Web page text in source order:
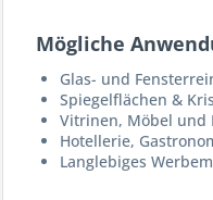
Mögliche
Glas- und
Spiegelflächen &
Vitrinen, Möbel und
Hotellerie,
Langlebiges